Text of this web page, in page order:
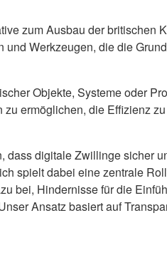
zum Ausbau der
Werkzeugen, die die
Objekte, Systeme oder
ermöglichen, die Effizienz
dass digitale Zwillinge sicher
spielt dabei eine zentrale
bei, Hindernisse für die
Ansatz basiert auf